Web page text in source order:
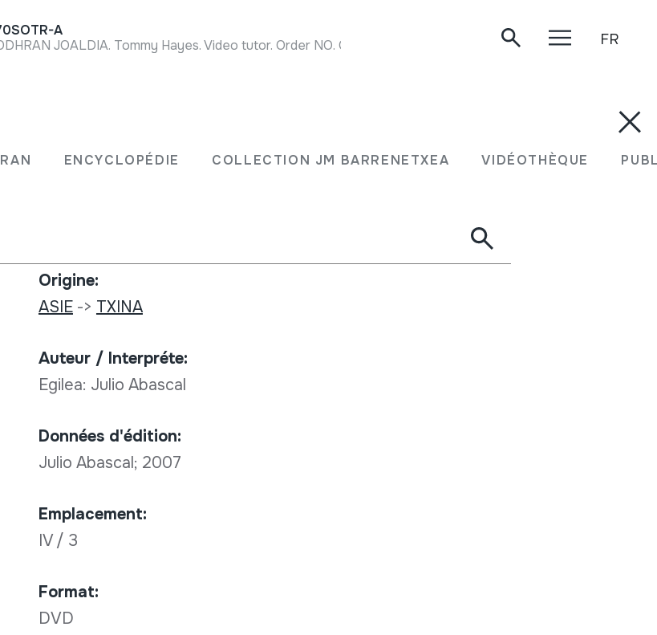
ENCYCLOPÉDIE COLLECTION JM BARRENETXEA VIDÉOTHÈQUE
A
JOALDIA. Tommy Hayes. Video tutor. Order NO. CW003
FR
Archives d'images
Origine:
ASIE-> TXINA
Auteur / Interpréte:
Egilea: Julio Abascal
Données d'édition:
Julio Abascal; 2007
Emplacement:
IV / 3
Format:
DVD